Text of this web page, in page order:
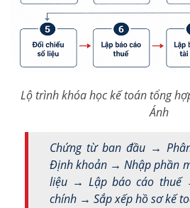
Lộ trình khóa học kế toán tổng
Ánh
Chứng từ ban đầu →
Định khoản → Nhập phần
liệu → Lập báo cáo thuế
chính → Sắp xếp hồ sơ kế